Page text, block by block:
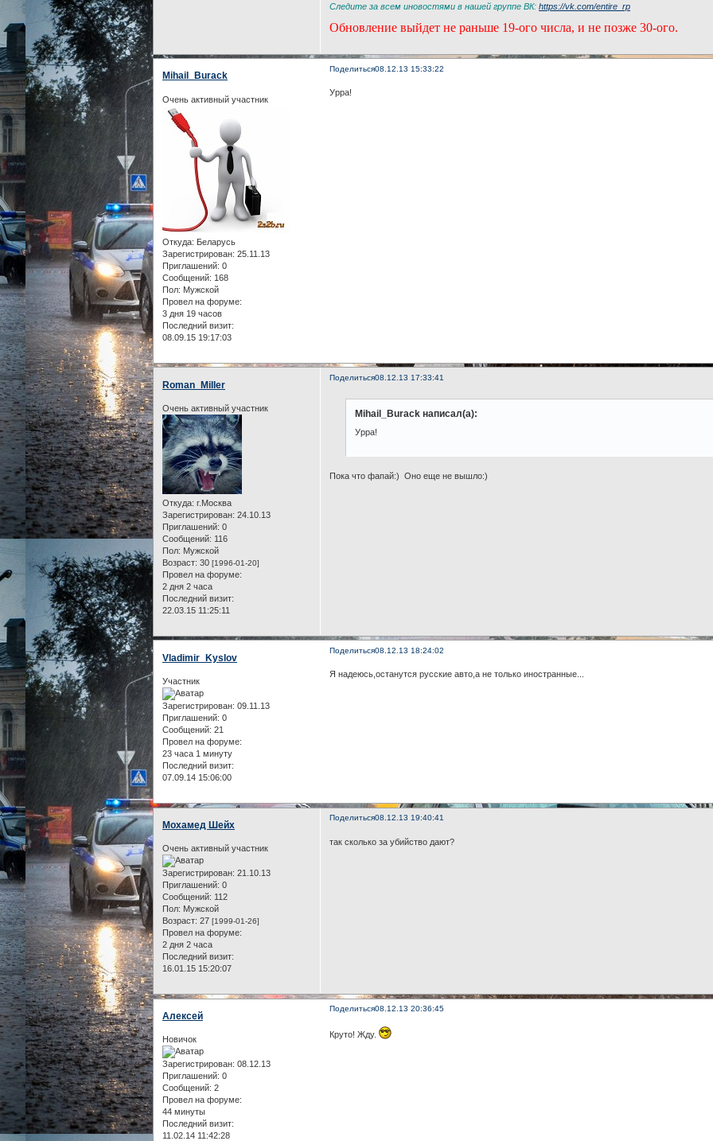
Следите за всем иновостями в нашей группе ВК:https://vk.com/entire_rp
Обновление выйдет не раньше 19-ого числа, и не позже 30-ого.
Поделиться08.12.13 15:33:22
Mihail_Burack
Очень активный участник
Откуда: Беларусь
Зарегистрирован: 25.11.13
Приглашений: 0
Сообщений: 168
Пол: Мужской
Провел на форуме:
3 дня 19 часов
Последний визит:
08.09.15 19:17:03
Урра!
Поделиться08.12.13 17:33:41
Roman_Miller
Очень активный участник
Откуда: г.Москва
Зарегистрирован: 24.10.13
Приглашений: 0
Сообщений: 116
Пол: Мужской
Возраст: 30 [1996-01-20]
Провел на форуме:
2 дня 2 часа
Последний визит:
22.03.15 11:25:11
Mihail_Burack написал(а):
Урра!
Пока что фапай:) Оно еще не вышло:)
Поделиться08.12.13 18:24:02
Vladimir_Kyslov
Участник
Зарегистрирован: 09.11.13
Приглашений: 0
Сообщений: 21
Провел на форуме:
23 часа 1 минуту
Последний визит:
07.09.14 15:06:00
Я надеюсь,останутся русские авто,а не только иностранные...
Поделиться08.12.13 19:40:41
Мохамед Шейх
Очень активный участник
Зарегистрирован: 21.10.13
Приглашений: 0
Сообщений: 112
Пол: Мужской
Возраст: 27 [1999-01-26]
Провел на форуме:
2 дня 2 часа
Последний визит:
16.01.15 15:20:07
так сколько за убийство дают?
Поделиться08.12.13 20:36:45
Алексей
Новичок
Зарегистрирован: 08.12.13
Приглашений: 0
Сообщений: 2
Провел на форуме:
44 минуты
Последний визит:
11.02.14 11:42:28
Круто! Жду.